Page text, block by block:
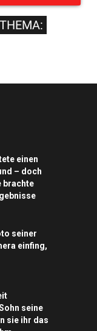
einen
– doch
brachte
seiner
einfing,
seine
sie ihr das